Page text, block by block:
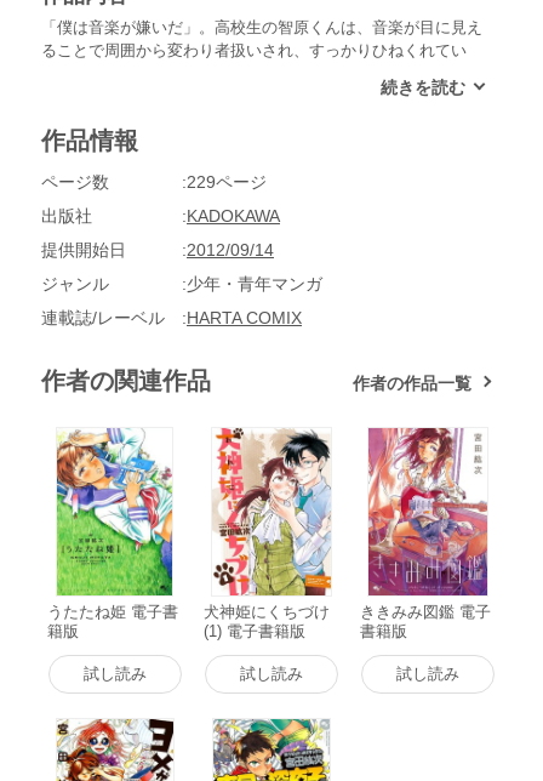
「僕は音楽が嫌いだ」。高校生の智原くんは、音楽が目に見え
ることで周囲から変わり者扱いされ、すっかりひねくれてい
きり素敵な生き物が飛び出してきた……！宮田紘次の初連載作
にまつわる８本の読切作品と、人気の高かった第１話「視える
作品情報
ページ数
229ページ
出版社
KADOKAWA
提供開始日
2012/09/14
ジャンル
少年・青年マンガ
連載誌/レーベル
HARTA COMIX
作者の関連作品 作者の作品一覧
うたたね姫 電子書
籍版
試し読み
犬神姫にくちづけ
(1) 電子書籍版
試し読み
ききみみ図鑑 電子
書籍版
試し読み